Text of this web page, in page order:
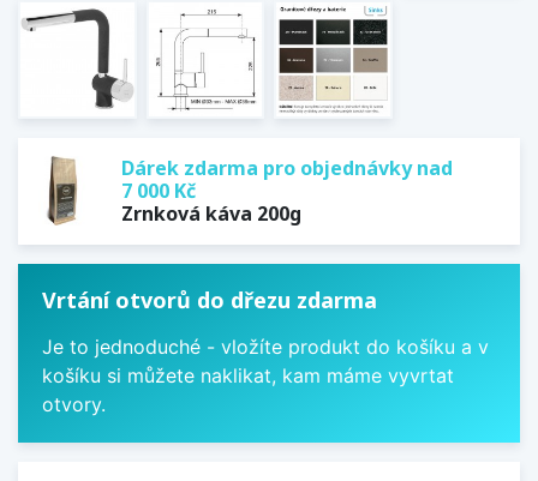
Dárek zdarma pro objednávky nad
7 000 Kč
Zrnková káva 200g
Vrtání otvorů do dřezu zdarma
Je to jednoduché - vložíte produkt do košíku a v
košíku si můžete naklikat, kam máme vyvrtat
otvory.